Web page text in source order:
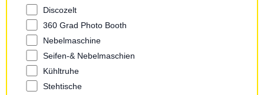
Discozelt
360 Grad Photo Booth
Nebelmaschine
Seifen-& Nebelmaschien
Kühltruhe
Stehtische